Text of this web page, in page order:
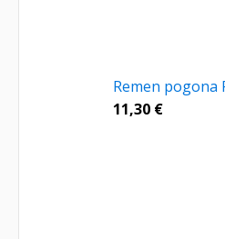
Remen pogona
11,30 €